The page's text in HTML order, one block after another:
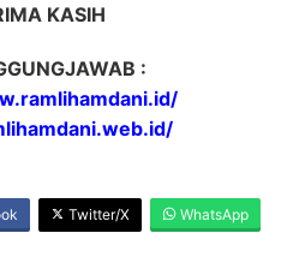
KASIH
:
Twitter/X WhatsApp